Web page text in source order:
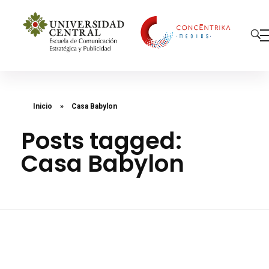
Inicio » Casa Babylon
Posts tagged:
Casa Babylon